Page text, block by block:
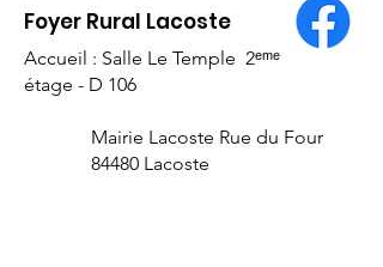
Foyer Rural Lacoste
Accueil : Salle Le Temple 2ᵉᵐᵉ
étage - D 106
Mairie Lacoste Rue du Four
84480 Lacoste